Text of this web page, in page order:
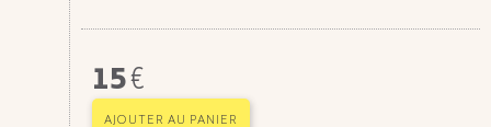
15€
AJOUTER AU PANIER